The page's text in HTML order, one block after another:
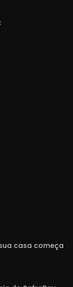
casa começa